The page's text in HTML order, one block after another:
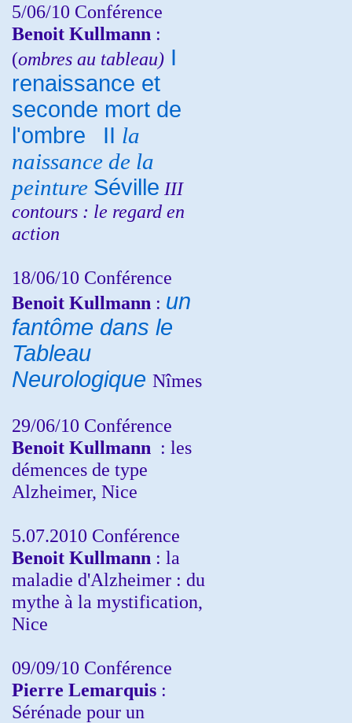
5/06/10 Conférence
Benoit Kullmann :
(ombres au tableau) I
renaissance et
seconde mort de
l'ombre
II la
naissance de la
peinture Séville III
contours : le regard en
action
18/06/10 Conférence
Benoit Kullmann : un
fantôme dans le
Tableau
Neurologique Nîmes
29/06/10 Conférence
Benoit Kullmann : les
démences de type
Alzheimer, Nice
5.07.2010 Conférence
Benoit Kullmann : la
maladie d'Alzheimer : du
mythe à la mystification,
Nice
09/09/10 Conférence
Pierre Lemarquis :
Sérénade pour un